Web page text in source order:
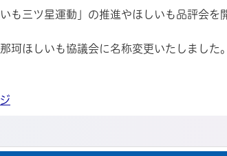
も三ツ星運動」の推進やほしいも品評会を
珂ほしいも協議会に名称変更いたしました